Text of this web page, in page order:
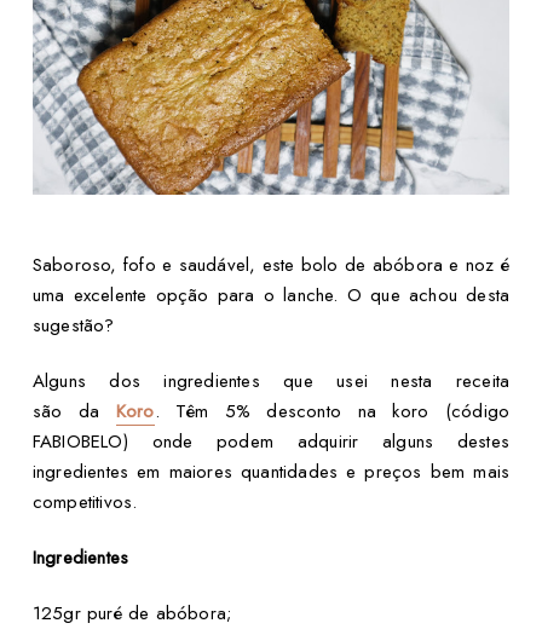
Saboroso, fofo e saudável, este bolo de abóbora e noz é
uma excelente opção para o lanche. O que achou desta
sugestão?
Alguns dos ingredientes que usei nesta receita
são da Koro. Têm 5% desconto na koro (código
FABIOBELO) onde podem adquirir alguns destes
ingredientes em maiores quantidades e preços bem mais
competitivos.
Ingredientes
125gr puré de abóbora;